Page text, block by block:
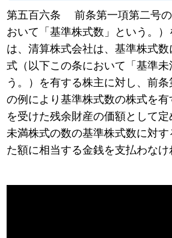
第五百六条 前条第一項第二号の
おいて「基準株式数」という。
は、清算株式会社は、基準株式
式（以下この条において「基準
う。）を有する株主に対し、前
の例により基準株式数の株式を
を受けた残余財産の価額として
未満株式の数の基準株式数に対
た額に相当する金銭を支払わなけ